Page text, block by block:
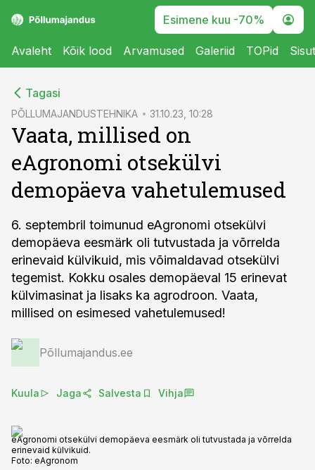
Esimene kuu -70%
Avaleht Kõik lood Arvamused Galeriid TOPid
Tagasi
PÕLLUMAJANDUSTEHNIKA 31.10.23, 10:28
Vaata, millised on
eAgronomi otsekülvi
demopäeva vahetulemused
6. septembril toimunud eAgronomi otsekülvi
demopäeva eesmärk oli tutvustada ja võrrelda
erinevaid külvikuid, mis võimaldavad otsekülvi
tegemist. Kokku osales demopäeval 15 erinevat
külvimasinat ja lisaks ka agrodroon. Vaata,
millised on esimesed vahetulemused!
Põllumajandus.ee
Kuula Jaga Salvesta Vihja
eAgronomi otsekülvi demopäeva eesmärk oli tutvustada ja võrrelda
erinevaid külvikuid.
Foto: eAgronom